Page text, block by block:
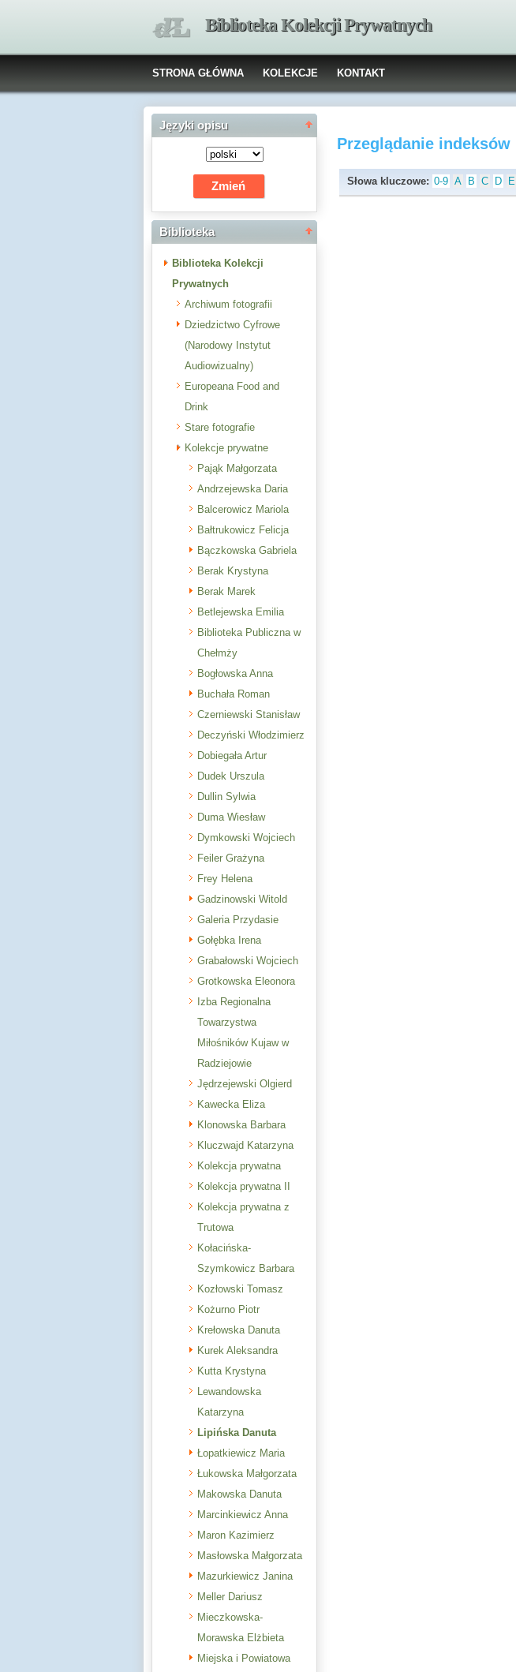
Biblioteka Kolekcji Prywatnych
STRONA GŁÓWNA KOLEKCJE KONTAKT
Języki opisu
Biblioteka
Biblioteka Kolekcji
Prywatnych
Archiwum fotografii
Dziedzictwo Cyfrowe
(Narodowy Instytut
Audiowizualny)
Europeana Food and
Drink
Stare fotografie
Kolekcje prywatne
Pająk Małgorzata
Andrzejewska Daria
Balcerowicz Mariola
Bałtrukowicz Felicja
Bączkowska Gabriela
Berak Krystyna
Berak Marek
Betlejewska Emilia
Biblioteka Publiczna w
Chełmży
Bogłowska Anna
Buchała Roman
Czerniewski Stanisław
Deczyński Włodzimierz
Dobiegała Artur
Dudek Urszula
Dullin Sylwia
Duma Wiesław
Dymkowski Wojciech
Feiler Grażyna
Frey Helena
Gadzinowski Witold
Galeria Przydasie
Gołębka Irena
Grabałowski Wojciech
Grotkowska Eleonora
Izba Regionalna
Towarzystwa
Miłośników Kujaw w
Radziejowie
Jędrzejewski Olgierd
Kawecka Eliza
Klonowska Barbara
Kluczwajd Katarzyna
Kolekcja prywatna
Kolekcja prywatna II
Kolekcja prywatna z
Trutowa
Kołacińska-
Szymkowicz Barbara
Kozłowski Tomasz
Kożurno Piotr
Krełowska Danuta
Kurek Aleksandra
Kutta Krystyna
Lewandowska
Katarzyna
Lipińska Danuta
Łopatkiewicz Maria
Łukowska Małgorzata
Makowska Danuta
Marcinkiewicz Anna
Maron Kazimierz
Masłowska Małgorzata
Mazurkiewicz Janina
Meller Dariusz
Mieczkowska-
Morawska Elżbieta
Miejska i Powiatowa
Przeglądanie indeksów
Słowa kluczowe: 0-9 A B C D E